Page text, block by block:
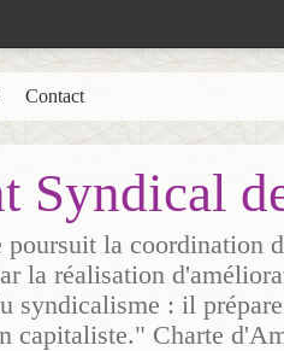
Syndical
la coordination
la réalisation
syndicalisme : il
capitaliste." Charte
Contact